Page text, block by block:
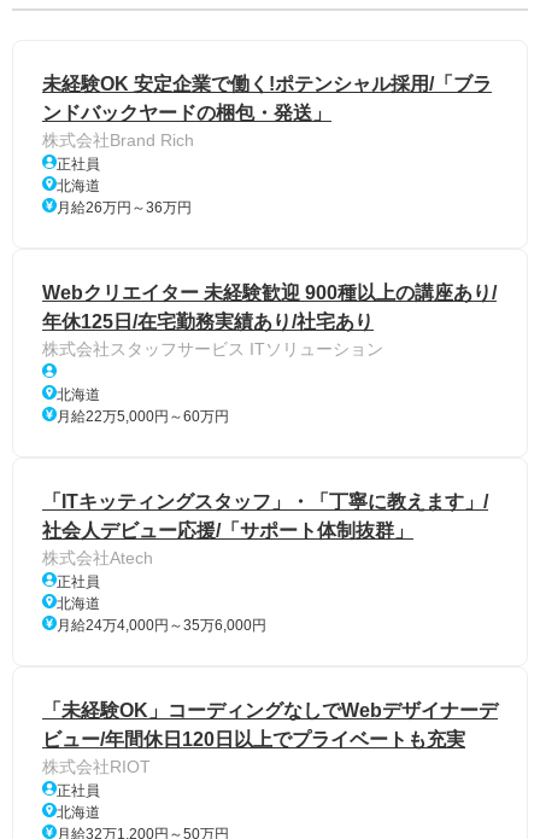
未経験OK 安定企業で働く!ポテンシャル採用/「ブラ
ンドバックヤードの梱包・発送」
株式会社Brand Rich
正社員
北海道
月給26万円～36万円
Webクリエイター 未経験歓迎 900種以上の講座あり/
年休125日/在宅勤務実績あり/社宅あり
株式会社スタッフサービス ITソリューション
北海道
月給22万5,000円～60万円
「ITキッティングスタッフ」・「丁寧に教えます」/
社会人デビュー応援/「サポート体制抜群」
株式会社Atech
正社員
北海道
月給24万4,000円～35万6,000円
「未経験OK」コーディングなしでWebデザイナーデ
ビュー/年間休日120日以上でプライベートも充実
株式会社RIOT
正社員
北海道
月給32万1,200円～50万円